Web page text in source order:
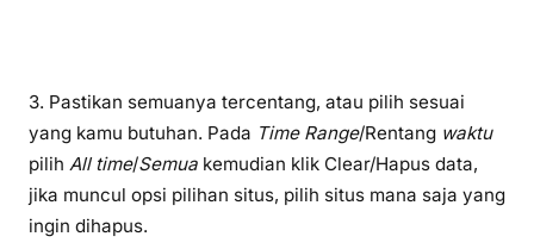
3. Pastikan semuanya tercentang, atau pilih sesuai
yang kamu butuhan. Pada Time Range/Rentang waktu
pilih All time/Semua kemudian klik Clear/Hapus data,
jika muncul opsi pilihan situs, pilih situs mana saja yang
ingin dihapus.